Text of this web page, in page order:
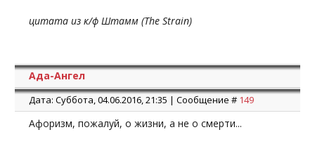
цитата из к/ф Штамм (The Strain)
Ада-Ангел
Дата: Суббота, 04.06.2016, 21:35 | Сообщение # 149
Афоризм, пожалуй, о жизни, а не о смерти...